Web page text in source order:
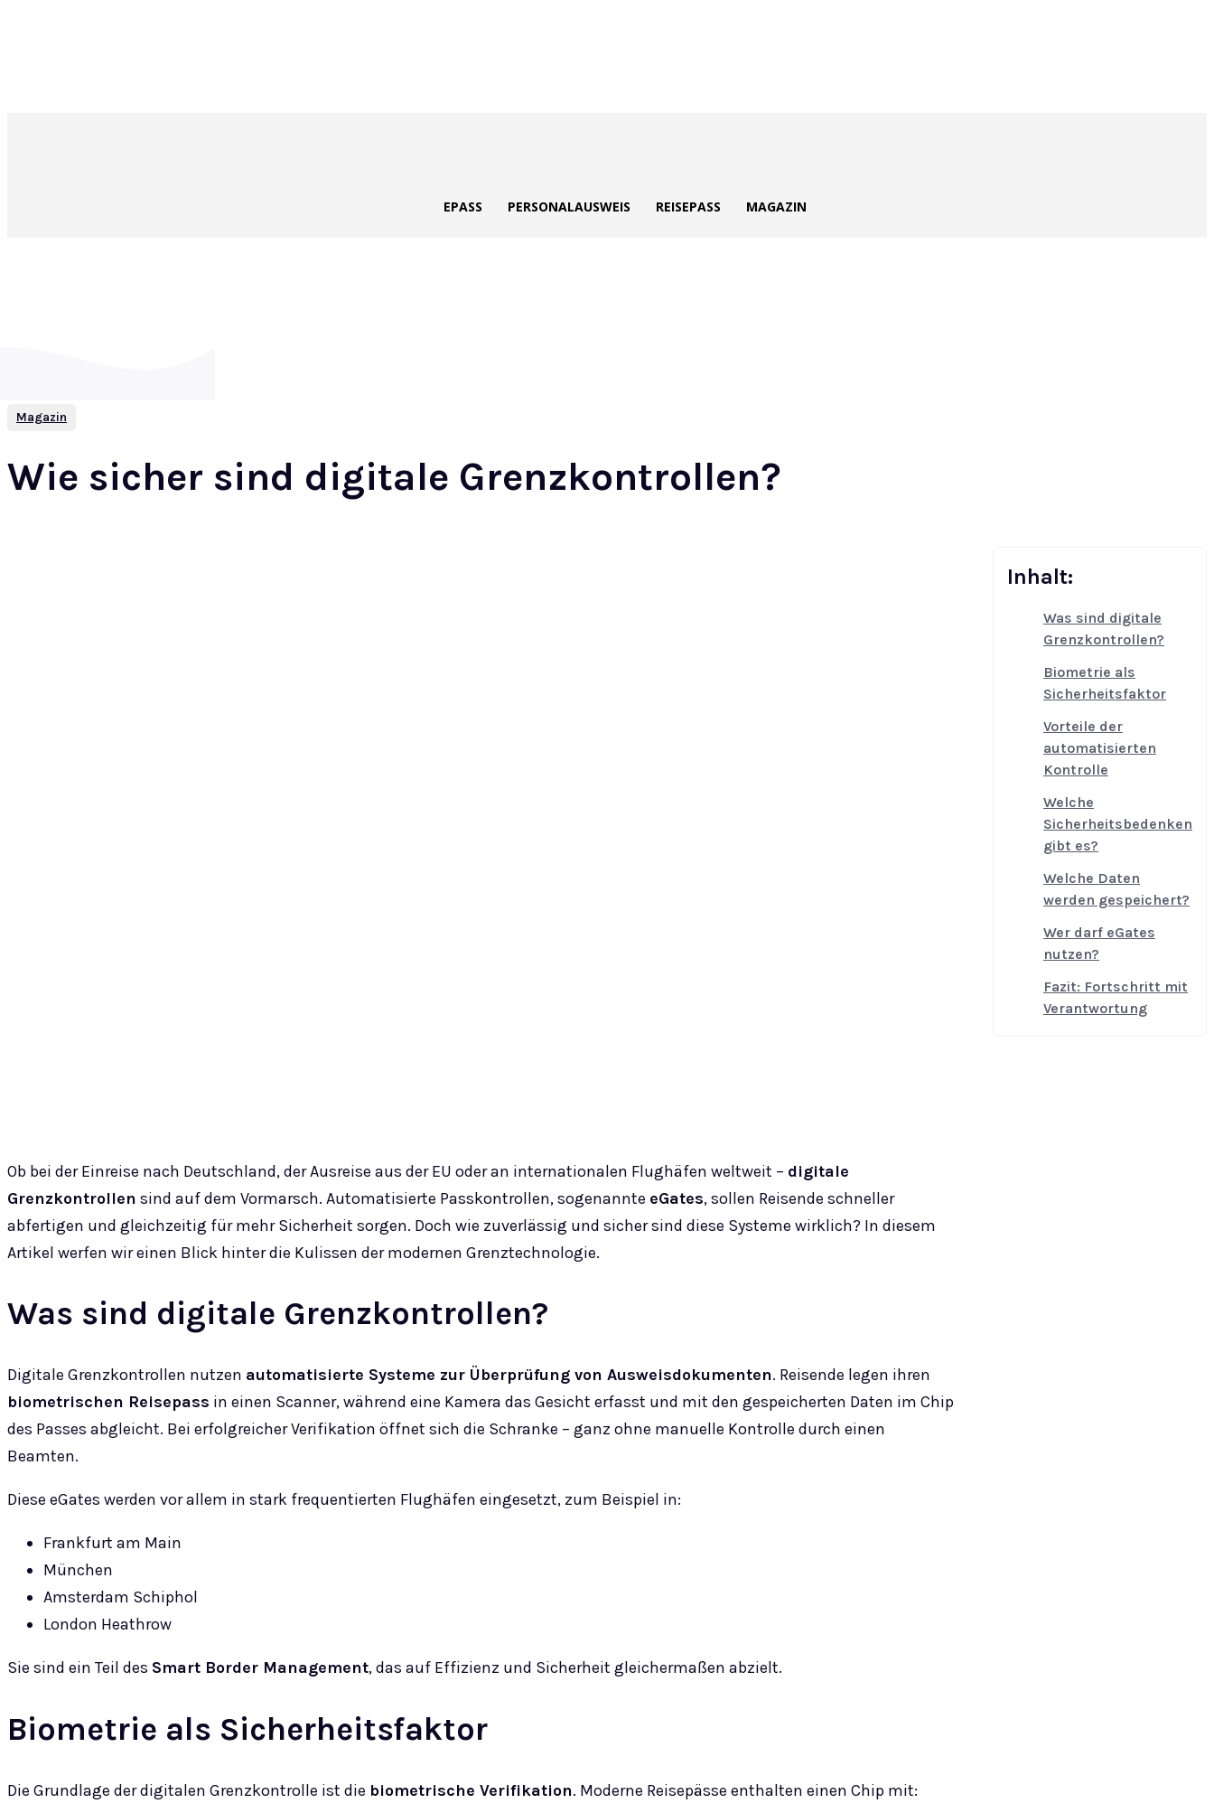
EPASS PERSONALAUSWEIS REISEPASS MAGAZIN
Magazin
Wie sicher sind digitale Grenzkontrollen?
Ob bei der Einreise nach Deutschland, der Ausreise aus der EU oder an internationalen Flughäfen weltweit – digitale
Grenzkontrollen sind auf dem Vormarsch. Automatisierte Passkontrollen, sogenannte eGates, sollen Reisende schneller
abfertigen und gleichzeitig für mehr Sicherheit sorgen. Doch wie zuverlässig und sicher sind diese Systeme wirklich? In diesem
Artikel werfen wir einen Blick hinter die Kulissen der modernen Grenztechnologie.
Was sind digitale Grenzkontrollen?
Digitale Grenzkontrollen nutzen automatisierte Systeme zur Überprüfung von Ausweisdokumenten. Reisende legen ihren
biometrischen Reisepass in einen Scanner, während eine Kamera das Gesicht erfasst und mit den gespeicherten Daten im Chip
des Passes abgleicht. Bei erfolgreicher Verifikation öffnet sich die Schranke – ganz ohne manuelle Kontrolle durch einen
Beamten.
Diese eGates werden vor allem in stark frequentierten Flughäfen eingesetzt, zum Beispiel in:
Frankfurt am Main
München
Amsterdam Schiphol
London Heathrow
Sie sind ein Teil des Smart Border Management, das auf Effizienz und Sicherheit gleichermaßen abzielt.
Biometrie als Sicherheitsfaktor
Die Grundlage der digitalen Grenzkontrolle ist die biometrische Verifikation. Moderne Reisepässe enthalten einen Chip mit:
Inhalt:
Was sind digitale
Grenzkontrollen?
Biometrie als
Sicherheitsfaktor
Vorteile der
automatisierten
Kontrolle
Welche
Sicherheitsbedenken
gibt es?
Welche Daten
werden gespeichert?
Wer darf eGates
nutzen?
Fazit: Fortschritt mit
Verantwortung